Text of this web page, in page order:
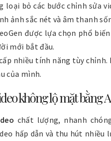
loại bỏ các bước chỉnh
ảnh sắc nét và âm thanh
được lựa chọn phổ
mới bắt đầu.
nhiều tính năng tùy
của mình.
không lộ mặt bằng
chất lượng, nhanh
hấp dẫn và thu hút nhiều